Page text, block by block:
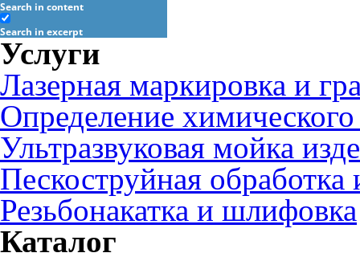
Search in content
Search in excerpt
Услуги
Лазерная маркировка и
Определение химического
Ультразвуковая мойка
Пескоструйная обработка
Резьбонакатка и шлифовка
Каталог